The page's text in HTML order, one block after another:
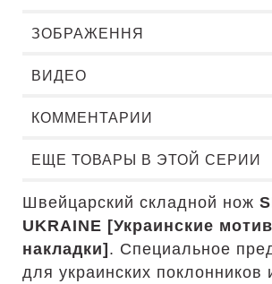
ЗОБРАЖЕННЯ
ВИДЕО
КОММЕНТАРИИ
ЕЩЕ ТОВАРЫ В ЭТОЙ СЕРИИ
Швейцарский складной нож
UKRAINE [Украинские
накладки] . Специальное
для украинских поклонников